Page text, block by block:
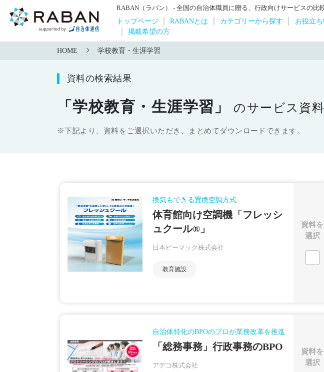
RABAN（ラバン） - 全国の自治体職員に贈る、行政向けサービスの比
トップページ RABANとは カテゴリーから探す お役立
掲載希望の方
HOME 学校教育・生涯学習
資料の検索結果
「学校教育・生涯学習」 のサービス資料
※下記より、資料をご選択いただき、まとめてダウンロードできます。
換気もできる置換空調方式
体育館向け空調機「フレッシ
ュクール®」
日本ピーマック株式会社
教育施設
資料を
選択
自治体特化のBPOのプロが業務改革を推進
「総務事務」行政事務のBPO
アデコ株式会社
資料を
選択